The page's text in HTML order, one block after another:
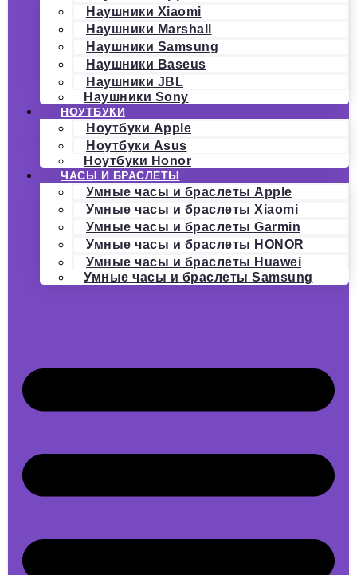
Наушники Xiaomi
Наушники Marshall
Наушники Samsung
Наушники Baseus
Наушники JBL
Наушники Sony
НОУТБУКИ
Ноутбуки Apple
Ноутбуки Asus
Ноутбуки Honor
ЧАСЫ И БРАСЛЕТЫ
Умные часы и браслеты Apple
Умные часы и браслеты Xiaomi
Умные часы и браслеты Garmin
Умные часы и браслеты HONOR
Умные часы и браслеты Huawei
Умные часы и браслеты Samsung